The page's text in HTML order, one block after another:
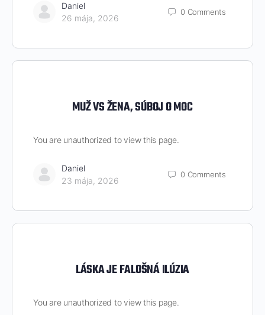
Daniel
26 mája, 2026
0 Comments
MUŽ VS ŽENA, SÚBOJ O MOC
You are unauthorized to view this page.
Daniel
23 mája, 2026
0 Comments
LÁSKA JE FALOŠNÁ ILÚZIA
You are unauthorized to view this page.